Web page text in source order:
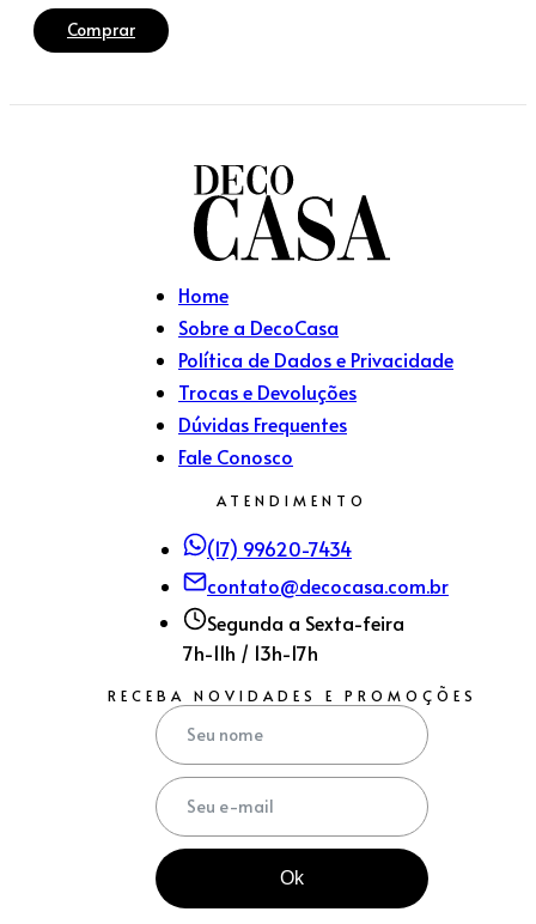
Comprar
Home
Sobre a DecoCasa
Política de Dados e Privacidade
Trocas e Devoluções
Dúvidas Frequentes
Fale Conosco
ATENDIMENTO
(17) 99620-7434
contato@decocasa.com.br
Segunda a Sexta-feira
7h-11h / 13h-17h
RECEBA NOVIDADES E PROMOÇÕES
Ok